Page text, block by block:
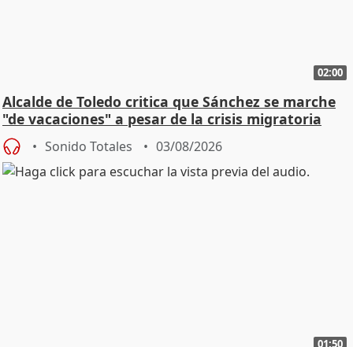
02:00
Alcalde de Toledo critica que Sánchez se marche
"de vacaciones" a pesar de la crisis migratoria
Sonido Totales 03/08/2026
01:50